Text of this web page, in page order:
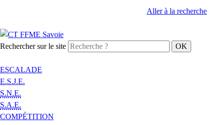
Aller à la recherche
Rechercher sur le site
ESCALADE
E.S.J.E.
S.N.E.
S.A.E.
COMPÉTITION